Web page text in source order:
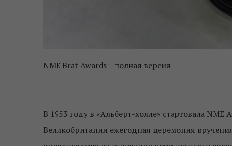
NME Brat Awards – полная версия
В 1953 году в «Альберт-холле» стартовала
Великобритании ежегодная церемония